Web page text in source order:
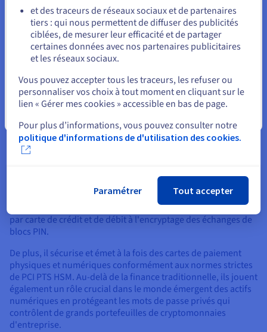
réglementations sont nécessaires. Leurs cas d'utilisation sont
vastes, formant la pierre angulaire de la sécurité pour la
finance numérique, l'informatique en nuage et la vérification
d'identité.
Sécurisation des transactions financières
Dans le secteur financier, où la confiance et la conformité
Ils protègent les clés utilisées pour tous les aspects du
traitement des paiements, de la sécurisation des transactions
par carte de crédit et de débit à l'encryptage des échanges de
blocs PIN.
De plus, il sécurise et émet à la fois des cartes de paiement
physiques et numériques conformément aux normes strictes
de PCI PTS HSM. Au-delà de la finance traditionnelle, ils jouent
également un rôle crucial dans le monde émergent des actifs
numériques en protégeant les mots de passe privés qui
contrôlent de grands portefeuilles de cryptomonnaies
d'entreprise.
Rester sur le site actuel
Sélectionner un autre site web
et des traceurs de réseaux sociaux et de partenaires
tiers : qui nous permettent de diffuser des publicités
ciblées, de mesurer leur efficacité et de partager
certaines données avec nos partenaires publicitaires
et les réseaux sociaux.
Vous pouvez accepter tous les traceurs, les refuser ou
personnaliser vos choix à tout moment en cliquant sur le
lien « Gérer mes cookies » accessible en bas de page.
Pour plus d’informations, vous pouvez consulter notre
politique d'informations de d'utilisation des cookies.
Paramétrer Tout accepter